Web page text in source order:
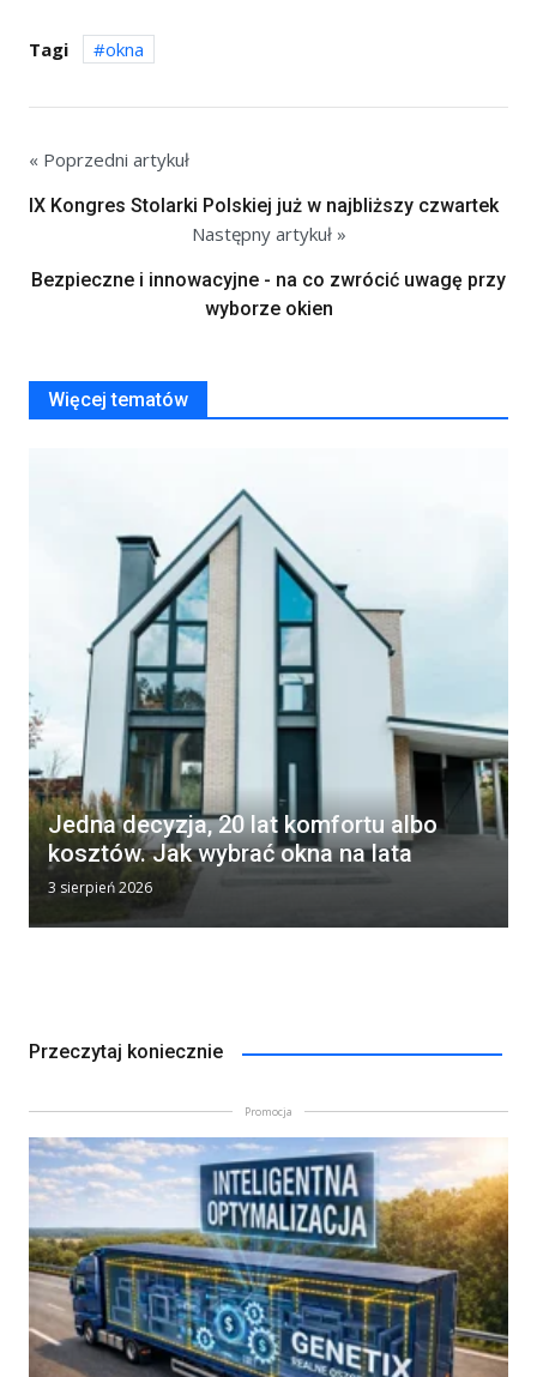
Tagi okna
« Poprzedni artykuł
IX Kongres Stolarki Polskiej już w najbliższy czwartek
Następny artykuł »
Bezpieczne i innowacyjne - na co zwrócić uwagę przy
wyborze okien
Więcej tematów
Jedna decyzja, 20 lat komfortu albo
kosztów. Jak wybrać okna na lata
3 sierpień 2026
Przeczytaj koniecznie
Promocja